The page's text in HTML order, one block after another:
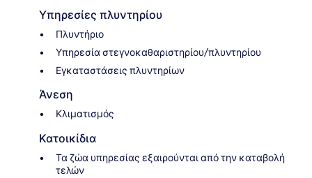
Υπηρεσίες πλυντηρίου
Πλυντήριο
Υπηρεσία στεγνοκαθαριστηρίου/πλυντηρίου
Εγκαταστάσεις πλυντηρίων
Άνεση
Κλιματισμός
Κατοικίδια
Τα ζώα υπηρεσίας εξαιρούνται από την καταβολή
τελών